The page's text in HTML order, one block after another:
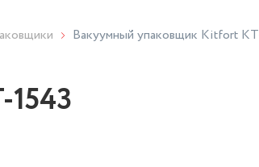
Вакуумный упаковщик Kitfort